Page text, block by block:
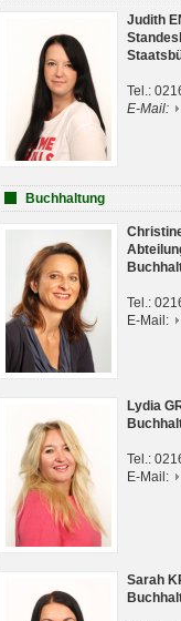
Judith
Tel.:
E-Mail:
Buchhaltung
Tel.:
E-Mail:
Lydia
Tel.:
E-Mail:
Sarah